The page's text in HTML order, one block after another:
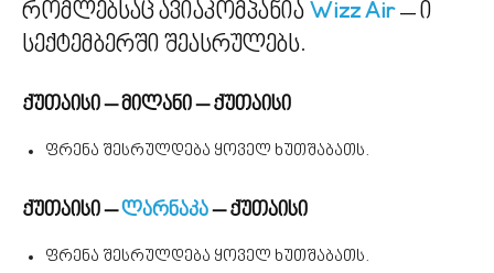
რომლებსაც ავიაკომპანია Wizz Air– ი
სექტემბერში შეასრულებს.
ქუთაისი – მილანი – ქუთაისი
ფრენა შესრულდება ყოველ ხუთშაბათს.
ქუთაისი –ლარნაკა– ქუთაისი
ფრენა შესრულდება ყოველ ხუთშაბათს.